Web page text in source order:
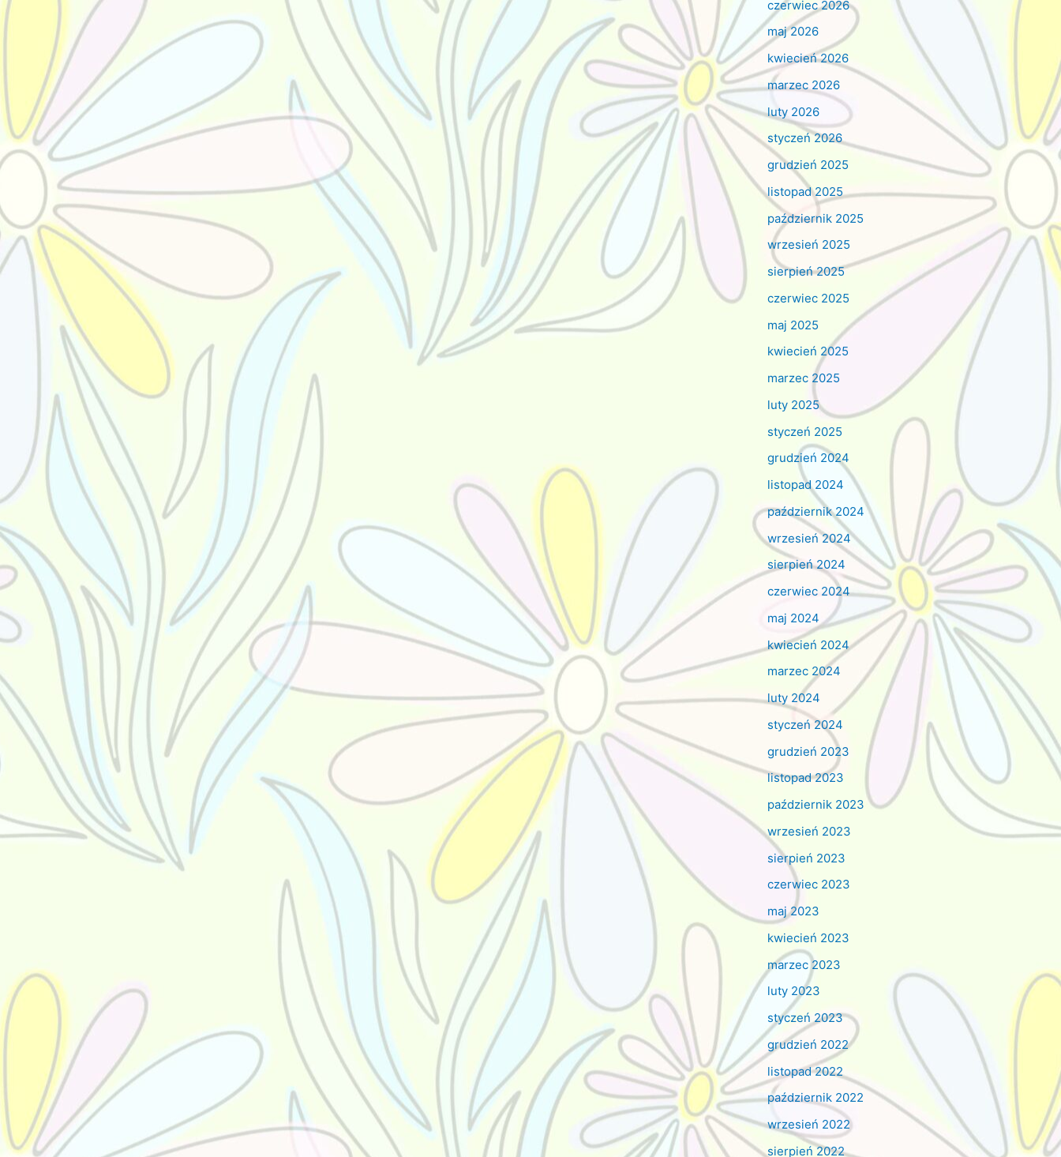
czerwiec 2026
maj 2026
kwiecień 2026
marzec 2026
luty 2026
styczeń 2026
grudzień 2025
listopad 2025
październik 2025
wrzesień 2025
sierpień 2025
czerwiec 2025
maj 2025
kwiecień 2025
marzec 2025
luty 2025
styczeń 2025
grudzień 2024
listopad 2024
październik 2024
wrzesień 2024
sierpień 2024
czerwiec 2024
maj 2024
kwiecień 2024
marzec 2024
luty 2024
styczeń 2024
grudzień 2023
listopad 2023
październik 2023
wrzesień 2023
sierpień 2023
czerwiec 2023
maj 2023
kwiecień 2023
marzec 2023
luty 2023
styczeń 2023
grudzień 2022
listopad 2022
październik 2022
wrzesień 2022
sierpień 2022